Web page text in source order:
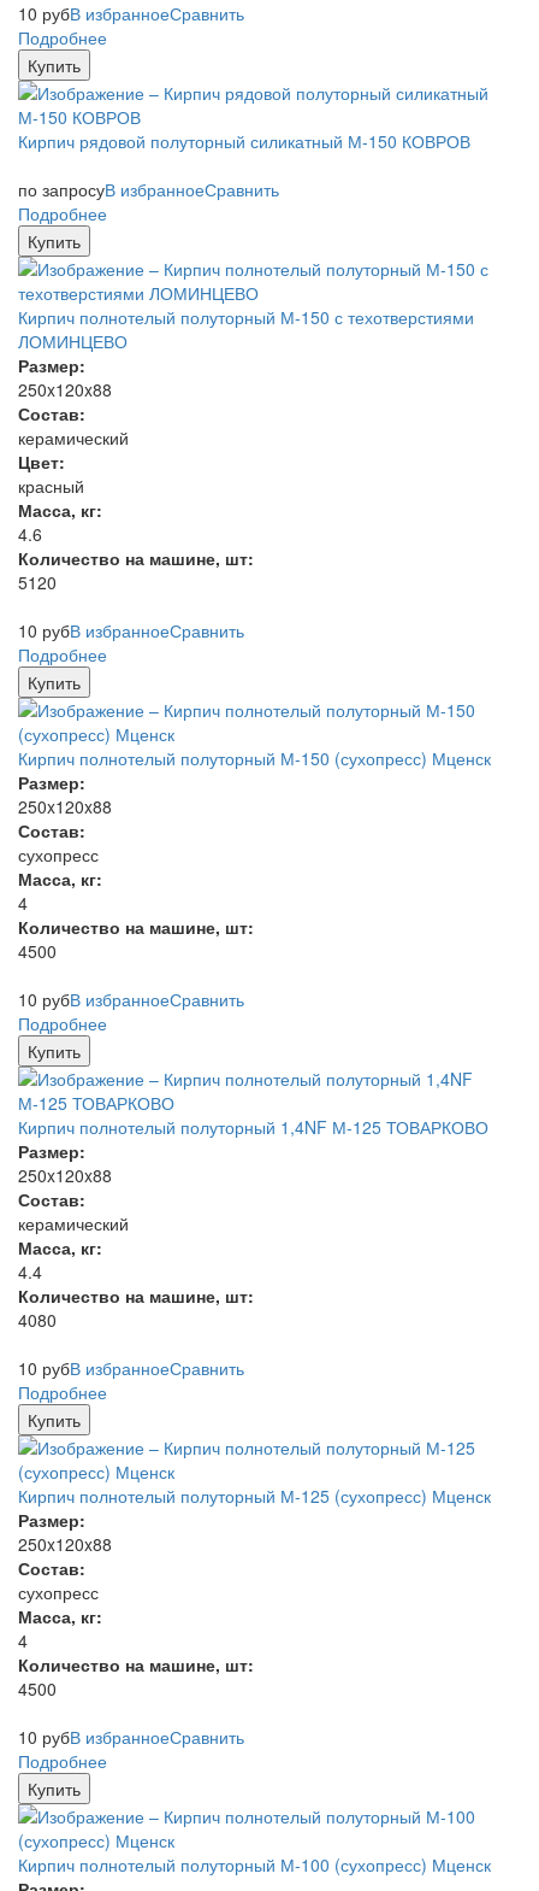
10 рубВ избранноеСравнить
Подробнее
Купить
Кирпич рядовой полуторный силикатный М-150 КОВРОВ
по запросуВ избранноеСравнить
Подробнее
Купить
Кирпич полнотелый полуторный М-150 с техотверстиями
ЛОМИНЦЕВО
Размер:
250x120x88
Состав:
керамический
Цвет:
красный
Масса, кг:
4.6
Количество на машине, шт:
5120
10 рубВ избранноеСравнить
Подробнее
Купить
Кирпич полнотелый полуторный М-150 (сухопресс) Мценск
Размер:
250x120x88
Состав:
сухопресс
Масса, кг:
4
Количество на машине, шт:
4500
10 рубВ избранноеСравнить
Подробнее
Купить
Кирпич полнотелый полуторный 1,4NF М-125 ТОВАРКОВО
Размер:
250x120x88
Состав:
керамический
Масса, кг:
4.4
Количество на машине, шт:
4080
10 рубВ избранноеСравнить
Подробнее
Купить
Кирпич полнотелый полуторный М-125 (сухопресс) Мценск
Размер:
250x120x88
Состав:
сухопресс
Масса, кг:
4
Количество на машине, шт:
4500
10 рубВ избранноеСравнить
Подробнее
Купить
Кирпич полнотелый полуторный М-100 (сухопресс) Мценск